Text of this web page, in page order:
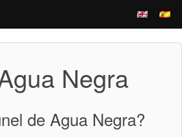
Negra
de Agua Negra?